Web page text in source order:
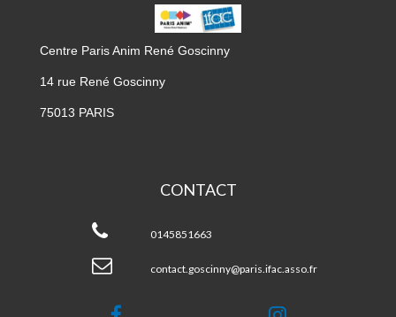
CPA
GOSCINNY
Centre Paris Anim René Goscinny
14 rue René Goscinny
75013 PARIS
CONTACT
Goscinny
0145851663
contact.goscinny@paris.ifac.asso.fr